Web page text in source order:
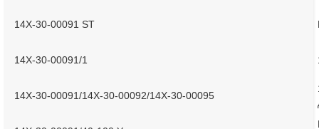
14X-30-00091 ST
14X-30-00091/1
14X-30-00091/14X-30-00092/14X-30-00095